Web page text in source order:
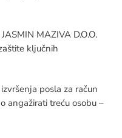
MAZIVA D.O.O.
ključnih
posla za račun
angažirati treću osobu –